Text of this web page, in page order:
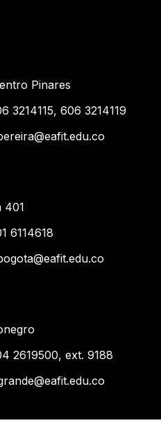
Pinares
3214115, 606 3214119
401
6114618
2619500​, ext. 9188